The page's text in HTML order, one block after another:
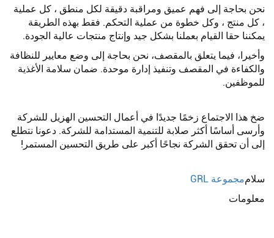
نحن بحاجة إلى فهم عميق ومراقبة دقيقة لكل منطق ، كل عملية
، كل منتج ، وكل خطوة من عملية التحكم. فقط بهذه الطريقة
يمكننا حقا القيام بعملنا بشكل جيد وإنتاج منتجات عالية الجودة.
وأخيرا، فيما يتعلق بالمقصف، نحن بحاجة إلى وضع معايير للنظافة
والكفاءة في المقصف وتنفيذ إدارة موحدة. ضمان سلامة الأغذية
للموظفين.
ضخ هذا الاجتماع زخمًا جديدًا في أعمال التحسين الهزيل للشركة
وأرسى أساسًا أكثر صلابة للتنمية المستدامة للشركة. دعونا نتطلع
إلى أن تحقق الشركة نجاحًا أكبر على طريق التحسين المستمر!
سلاممجموعة GRL
معلومات